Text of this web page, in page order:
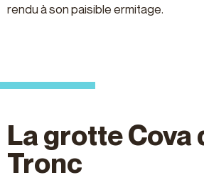
rendu à son paisible ermitage.
La grotte Cova
Tronc